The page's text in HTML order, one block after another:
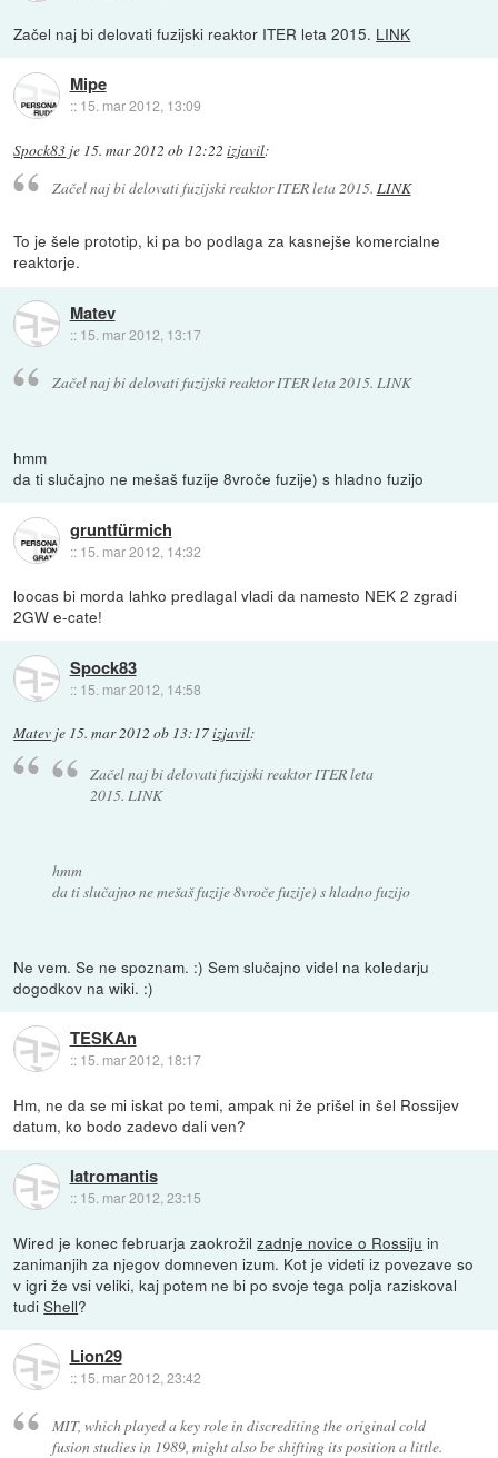
Začel naj bi delovati fuzijski reaktor ITER leta 2015. LINK
Mipe
:: 15. mar 2012, 13:09
Spock83 je 15. mar 2012 ob 12:22 izjavil:
Začel naj bi delovati fuzijski reaktor ITER leta 2015. LINK
To je šele prototip, ki pa bo podlaga za kasnejše komercialne
reaktorje.
Matev
:: 15. mar 2012, 13:17
Začel naj bi delovati fuzijski reaktor ITER leta 2015. LINK
hmm
da ti slučajno ne mešaš fuzije 8vroče fuzije) s hladno fuzijo
gruntfürmich
:: 15. mar 2012, 14:32
loocas bi morda lahko predlagal vladi da namesto NEK 2 zgradi
2GW e-cate!
Spock83
:: 15. mar 2012, 14:58
Matev je 15. mar 2012 ob 13:17izjavil:
Začel naj bi delovati fuzijski reaktor ITER leta
2015. LINK
hmm
da ti slučajno ne mešaš fuzije 8vroče fuzije) s hladno fuzijo
Ne vem. Se ne spoznam. :) Sem slučajno videl na koledarju
dogodkov na wiki. :)
TESKAn
:: 15. mar 2012, 18:17
Hm, ne da se mi iskat po temi, ampak ni že prišel in šel Rossijev
datum, ko bodo zadevo dali ven?
Iatromantis
:: 15. mar 2012, 23:15
Wired je konec februarja zaokrožilzadnje novice o Rossiju in
zanimanjih za njegov domneven izum. Kot je videti iz povezave so
v igri že vsi veliki, kaj potem ne bi po svoje tega polja raziskoval
tudiShell?
Lion29
:: 15. mar 2012, 23:42
MIT, which played a key role in discrediting the original cold
fusion studies in 1989, might also be shifting its position a little.